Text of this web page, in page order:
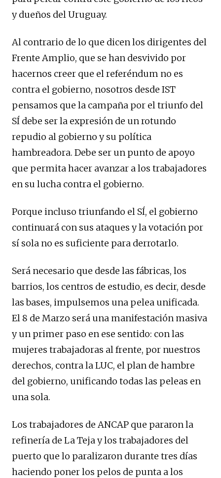
y dueños del Uruguay.
Al contrario de lo que dicen los dirigentes del
Frente Amplio, que se han desvivido por
hacernos creer que el referéndum no es
contra el gobierno, nosotros desde IST
pensamos que la campaña por el triunfo del
SÍ debe ser la expresión de un rotundo
repudio al gobierno y su política
hambreadora. Debe ser un punto de apoyo
que permita hacer avanzar a los trabajadores
en su lucha contra el gobierno.
Porque incluso triunfando el SÍ, el gobierno
continuará con sus ataques y la votación por
sí sola no es suficiente para derrotarlo.
Será necesario que desde las fábricas, los
barrios, los centros de estudio, es decir, desde
las bases, impulsemos una pelea unificada.
El 8 de Marzo será una manifestación masiva
y un primer paso en ese sentido: con las
mujeres trabajadoras al frente, por nuestros
derechos, contra la LUC, el plan de hambre
del gobierno, unificando todas las peleas en
una sola.
Los trabajadores de ANCAP que pararon la
refinería de La Teja y los trabajadores del
puerto que lo paralizaron durante tres días
haciendo poner los pelos de punta a los